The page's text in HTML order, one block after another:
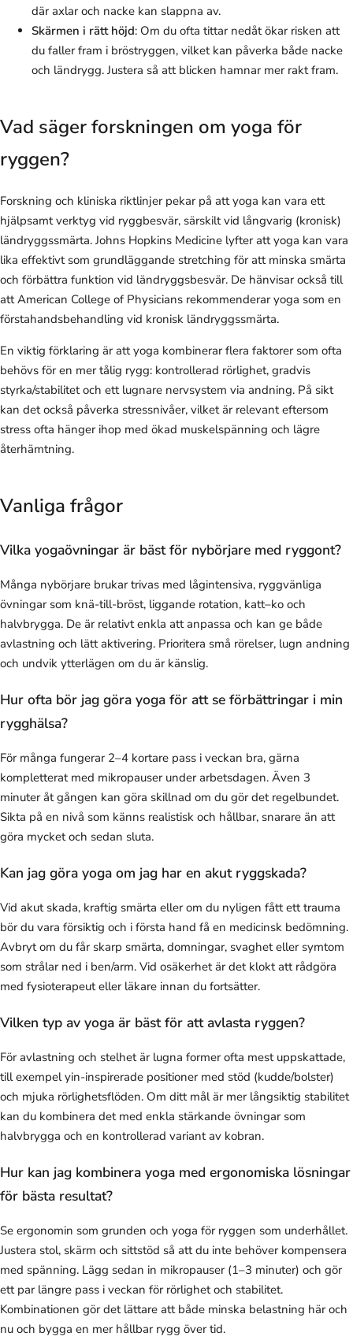
där axlar och nacke kan slappna av.
Skärmen i rätt höjd: Om du ofta tittar nedåt ökar risken att
du faller fram i bröstryggen, vilket kan påverka både nacke
och ländrygg. Justera så att blicken hamnar mer rakt fram.
Vad säger forskningen om yoga för
ryggen?
Forskning och kliniska riktlinjer pekar på att yoga kan vara ett
hjälpsamt verktyg vid ryggbesvär, särskilt vid långvarig (kronisk)
ländryggssmärta. Johns Hopkins Medicine lyfter att yoga kan vara
lika effektivt som grundläggande stretching för att minska smärta
och förbättra funktion vid ländryggsbesvär. De hänvisar också till
att American College of Physicians rekommenderar yoga som en
förstahandsbehandling vid kronisk ländryggssmärta.
En viktig förklaring är att yoga kombinerar flera faktorer som ofta
behövs för en mer tålig rygg: kontrollerad rörlighet, gradvis
styrka/stabilitet och ett lugnare nervsystem via andning. På sikt
kan det också påverka stressnivåer, vilket är relevant eftersom
stress ofta hänger ihop med ökad muskelspänning och lägre
återhämtning.
Vanliga frågor
Vilka yogaövningar är bäst för nybörjare med ryggont?
Många nybörjare brukar trivas med lågintensiva, ryggvänliga
övningar som knä-till-bröst, liggande rotation, katt–ko och
halvbrygga. De är relativt enkla att anpassa och kan ge både
avlastning och lätt aktivering. Prioritera små rörelser, lugn andning
och undvik ytterlägen om du är känslig.
Hur ofta bör jag göra yoga för att se förbättringar i min
rygghälsa?
För många fungerar 2–4 kortare pass i veckan bra, gärna
kompletterat med mikropauser under arbetsdagen. Även 3
minuter åt gången kan göra skillnad om du gör det regelbundet.
Sikta på en nivå som känns realistisk och hållbar, snarare än att
göra mycket och sedan sluta.
Kan jag göra yoga om jag har en akut ryggskada?
Vid akut skada, kraftig smärta eller om du nyligen fått ett trauma
bör du vara försiktig och i första hand få en medicinsk bedömning.
Avbryt om du får skarp smärta, domningar, svaghet eller symtom
som strålar ned i ben/arm. Vid osäkerhet är det klokt att rådgöra
med fysioterapeut eller läkare innan du fortsätter.
Vilken typ av yoga är bäst för att avlasta ryggen?
För avlastning och stelhet är lugna former ofta mest uppskattade,
till exempel yin-inspirerade positioner med stöd (kudde/bolster)
och mjuka rörlighetsflöden. Om ditt mål är mer långsiktig stabilitet
kan du kombinera det med enkla stärkande övningar som
halvbrygga och en kontrollerad variant av kobran.
Hur kan jag kombinera yoga med ergonomiska lösningar
för bästa resultat?
Se ergonomin som grunden och yoga för ryggen som underhållet.
Justera stol, skärm och sittstöd så att du inte behöver kompensera
med spänning. Lägg sedan in mikropauser (1–3 minuter) och gör
ett par längre pass i veckan för rörlighet och stabilitet.
Kombinationen gör det lättare att både minska belastning här och
nu och bygga en mer hållbar rygg över tid.